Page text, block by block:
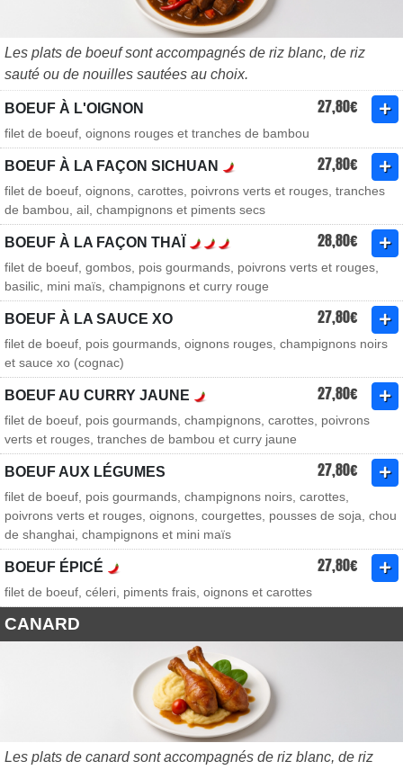
Les plats de boeuf sont accompagnés de riz blanc, de riz
sauté ou de nouilles sautées au choix.
BOEUF À L'OIGNON 27,80€
filet de boeuf, oignons rouges et tranches de bambou
BOEUF À LA FAÇON SICHUAN 27,80€
filet de boeuf, oignons, carottes, poivrons verts et rouges, tranches
de bambou, ail, champignons et piments secs
BOEUF À LA FAÇON THAÏ 28,80€
filet de boeuf, gombos, pois gourmands, poivrons verts et rouges,
basilic, mini maïs, champignons et curry rouge
BOEUF À LA SAUCE XO 27,80€
filet de boeuf, pois gourmands, oignons rouges, champignons noirs
et sauce xo (cognac)
BOEUF AU CURRY JAUNE 27,80€
filet de boeuf, pois gourmands, champignons, carottes, poivrons
verts et rouges, tranches de bambou et curry jaune
BOEUF AUX LÉGUMES 27,80€
filet de boeuf, pois gourmands, champignons noirs, carottes,
poivrons verts et rouges, oignons, courgettes, pousses de soja, chou
de shanghai, champignons et mini maïs
BOEUF ÉPICÉ 27,80€
filet de boeuf, céleri, piments frais, oignons et carottes
CANARD
Les plats de canard sont accompagnés de riz blanc, de riz